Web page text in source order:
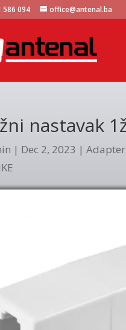
586 094 office@antenal.ba
nastavak
| Dec 2, 2023 |